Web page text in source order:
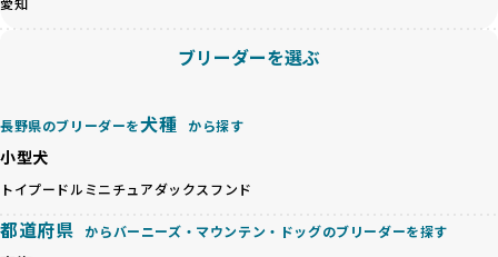
のみを厳選しています。これにより、ユーザーの皆さんに安
「BreederFamilesのワンちゃんに優しい18の評価基準」は
こちら
BreederFamiliesでは、すべてのブリーダーを書類審査、直
このプロセスにより、育成環境や健康管理だけでなく、ブリ
が多く見受けられます。場合によっては、チワワ×ハスキー
「ミックス犬を繁殖しない」の詳細はこちら
ゃんが長時間の輸送を強いられたり、狭いケージに閉じ込め
られるなど、心身に大きな負担がかかります。このような環
境は、ストレスや感染リスクを増大させるだけでなく、ワン
ちゃんの社会性や基本的なしつけにも悪影響を与える可能性
があります。
ブリーダーを選ぶ
長野県のブリーダーを犬種 から探す
小型犬
トイプードル ミニチュアダックスフンド
都道府県 からバーニーズ・マウンテン・ドッグのブリーダーを探す